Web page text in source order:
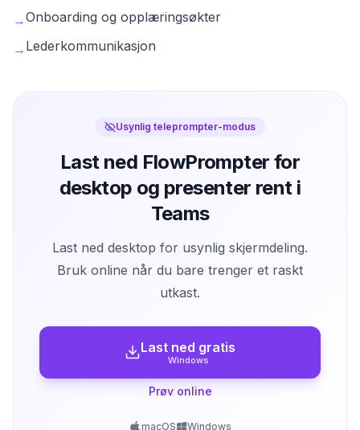
→Onboarding og opplæringsøkter
→ Lederkommunikasjon
Usynlig teleprompter-modus
Last ned FlowPrompter for
desktop og presenter rent i
Teams
Last ned desktop for usynlig skjermdeling.
Bruk online når du bare trenger et raskt
utkast.
Last ned gratis
Windows
Prøv online
macOS Windows